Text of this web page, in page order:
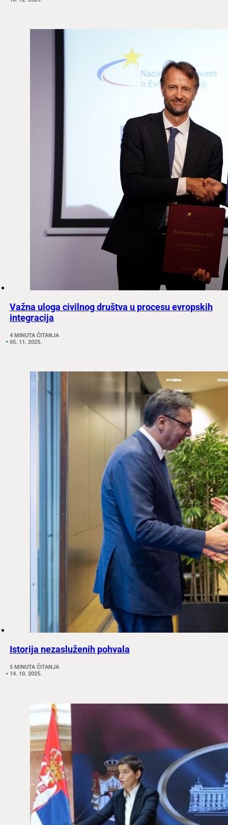
Važna uloga civilnog društva u procesu evropskih
integracija
4 MINUTA ČITANJA
05. 11. 2025.
Istorija nezasluženih pohvala
5 MINUTA ČITANJA
14. 10. 2025.